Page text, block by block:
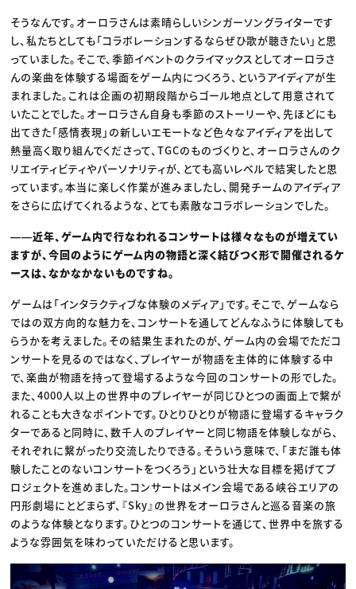
そうなんです。オーロラさんは素晴らしいシンガーソングライターです
し、私たちとしても「コラボレーションするならぜひ歌が聴きたい」と思
っていました。そこで、季節イベントのクライマックスとしてオーロラさ
んの楽曲を体験する場面をゲーム内につくろう、というアイディアが生
まれました。これは企画の初期段階からゴール地点として用意されて
いたことでした。オーロラさん自身も季節のストーリーや、先ほどにも
出てきた「感情表現」の新しいエモートなど色々なアイディアを出して
熱量高く取り組んでくださって、TGCのものづくりと、オーロラさんのク
リエイティビティやパーソナリティが、とても高いレベルで結実したと思
っています。本当に楽しく作業が進みましたし、開発チームのアイディア
をさらに広げてくれるような、とても素敵なコラボレーションでした。
――近年、ゲーム内で行なわれるコンサートは様々なものが増えてい
ますが、今回のようにゲーム内の物語と深く結びつく形で開催されるケ
ースは、なかなかないものですね。
ゲームは「インタラクティブな体験のメディア」です。そこで、ゲームなら
ではの双方向的な魅力を、コンサートを通してどんなふうに体験しても
らうかを考えました。その結果生まれたのが、ゲーム内の会場でただコ
ンサートを見るのではなく、プレイヤーが物語を主体的に体験する中
で、楽曲が物語を持って登場するような今回のコンサートの形でした。
また、4000人以上の世界中のプレイヤーが同じひとつの画面上で繋が
れることも大きなポイントです。ひとりひとりが物語に登場するキャラク
ターであると同時に、数千人のプレイヤーと同じ物語を体験しながら、
それぞれに繋がったり交流したりできる。そういう意味で、「まだ誰も体
験したことのないコンサートをつくろう」という壮大な目標を掲げてプ
ロジェクトを進めました。コンサートはメイン会場である峡谷エリアの
円形劇場にとどまらず、『Sky』の世界をオーロラさんと巡る音楽の旅
のような体験となります。ひとつのコンサートを通じて、世界中を旅する
ような雰囲気を味わっていただけると思います。